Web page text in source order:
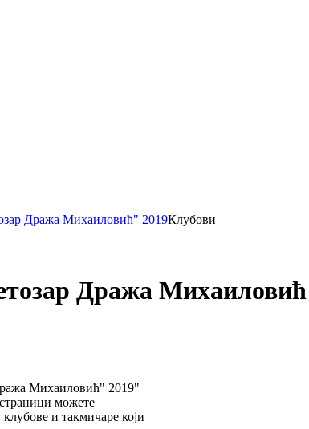
Дража Михаиловић" 2019Клубови
Дража
Михаиловић" 2019"
можете
и такмичаре који